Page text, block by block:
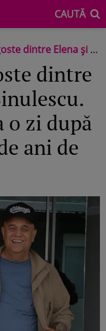
CAUTĂ
a murit la o zi după ce au împlinit 40 de ani de căsnicie
dintre
zi după
ani de